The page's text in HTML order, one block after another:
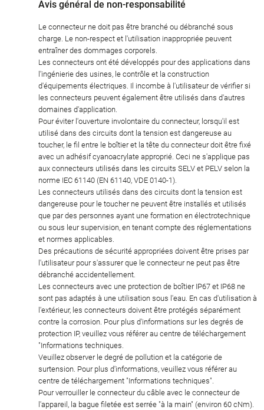
Avis général de non-responsabilité
Le connecteur ne doit pas être branché ou débranché sous
charge. Le non-respect et l'utilisation inappropriée peuvent
entraîner des dommages corporels.
Les connecteurs ont été développés pour des applications dans
l'ingénierie des usines, le contrôle et la construction
d'équipements électriques. Il incombe à l'utilisateur de vérifier si
les connecteurs peuvent également être utilisés dans d'autres
domaines d'application.
Pour éviter l'ouverture involontaire du connecteur, lorsqu'il est
utilisé dans des circuits dont la tension est dangereuse au
toucher, le fil entre le boîtier et la tête du connecteur doit être fixé
avec un adhésif cyanoacrylate approprié. Ceci ne s'applique pas
aux connecteurs utilisés dans les circuits SELV et PELV selon la
norme IEC 61140 (EN 61140, VDE 0140-1).
Les connecteurs utilisés dans des circuits dont la tension est
dangereuse pour le toucher ne peuvent être installés et utilisés
que par des personnes ayant une formation en électrotechnique
ou sous leur supervision, en tenant compte des réglementations
et normes applicables.
Des précautions de sécurité appropriées doivent être prises par
l'utilisateur pour s'assurer que le connecteur ne peut pas être
débranché accidentellement.
Les connecteurs avec une protection de boîtier IP67 et IP68 ne
sont pas adaptés à une utilisation sous l'eau. En cas d'utilisation à
l'extérieur, les connecteurs doivent être protégés séparément
contre la corrosion. Pour plus d'informations sur les degrés de
protection IP, veuillez vous référer au centre de téléchargement
"Informations techniques.
Veuillez observer le degré de pollution et la catégorie de
surtension. Pour plus d'informations, veuillez vous référer au
centre de téléchargement "Informations techniques".
Pour verrouiller le connecteur du câble avec le connecteur de
l'appareil, la bague filetée est serrée "à la main" (environ 60 cNm).